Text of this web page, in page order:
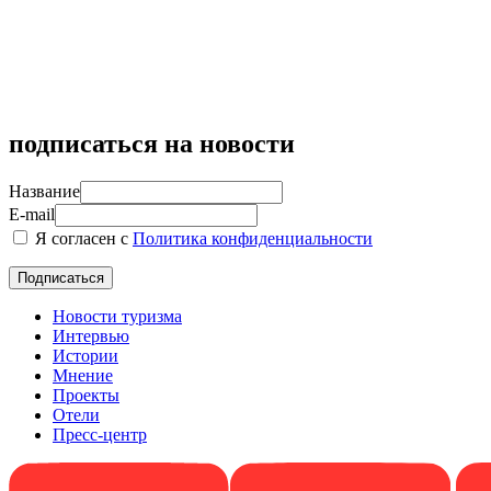
подписаться на новости
Название
E-mail
Я согласен с Политика конфиденциальности
Новости туризма
Интервью
Истории
Мнение
Проекты
Отели
Пресс-центр